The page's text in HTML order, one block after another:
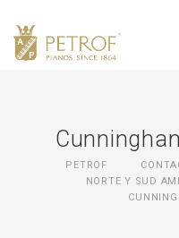
PETROF
NORTE Y SUD